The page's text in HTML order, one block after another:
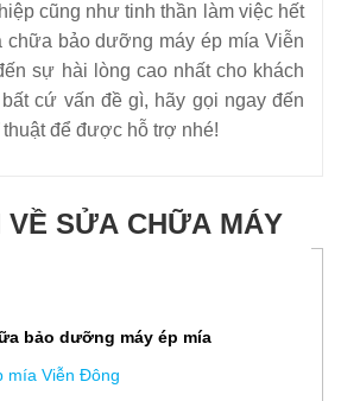
cũng như tinh thần làm việc hết
chữa bảo dưỡng máy ép mía Viễn
sự hài lòng cao nhất cho khách
cứ vấn đề gì, hãy gọi ngay đến
để được hỗ trợ nhé!
VỀ SỬA CHỮA MÁY
bảo dưỡng máy ép mía
mía Viễn Đông